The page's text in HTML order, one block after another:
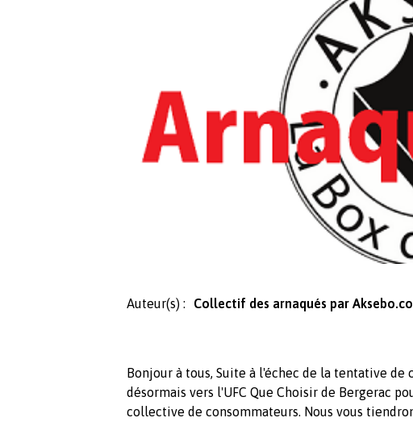
Auteur(s) : Collectif des arnaqués par
Bonjour à tous, Suite à l'échec de la tentative de
désormais vers l'UFC Que Choisir de Bergerac
collective de consommateurs. Nous vous